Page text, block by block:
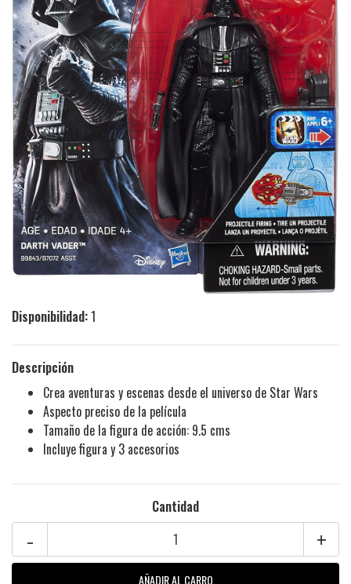
Disponibilidad:1
Descripción
Crea aventuras y escenas desde el universo de Star Wars
Aspecto preciso de la película
Tamaño de la figura de acción: 9.5 cms
Incluye figura y 3 accesorios
Cantidad
+
-